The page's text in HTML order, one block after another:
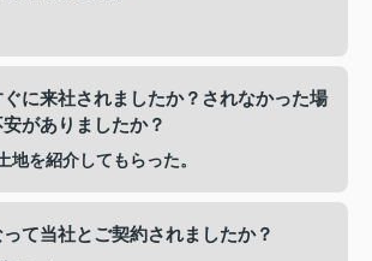
に来社されましたか？されなかった場
がありましたか？
地を紹介してもらった。
て当社とご契約されましたか？